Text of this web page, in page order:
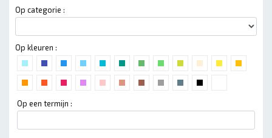
Op categorie :
Op kleuren :
Op een termijn :